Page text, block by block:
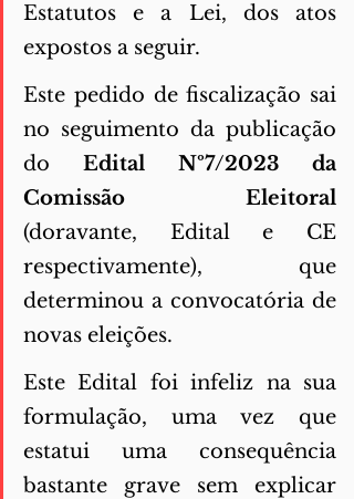
Estatutos e a Lei, dos atos
expostos a seguir.
Este pedido de fiscalização sai
no seguimento da publicação
do Edital Nº7/2023 da
(doravante, Edital e CE
respectivamente), que
determinou a convocatória de
novas eleições.
Este Edital foi infeliz na sua
formulação, uma vez que
estatui uma consequência
bastante grave sem explicar